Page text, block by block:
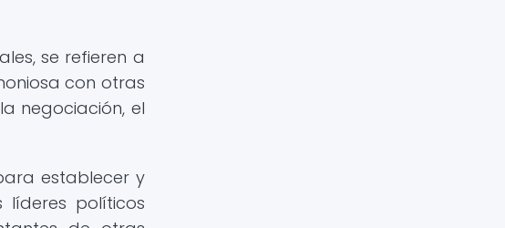
se refieren a
con otras
negociación, el
establecer y
líderes políticos